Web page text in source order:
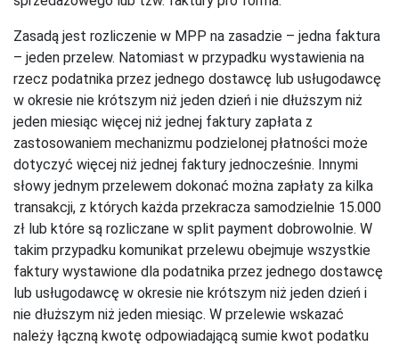
Zasadą jest rozliczenie w MPP na zasadzie – jedna faktura
– jeden przelew. Natomiast w przypadku wystawienia na
rzecz podatnika przez jednego dostawcę lub usługodawcę
w okresie nie krótszym niż jeden dzień i nie dłuższym niż
jeden miesiąc więcej niż jednej faktury zapłata z
zastosowaniem mechanizmu podzielonej płatności może
dotyczyć więcej niż jednej faktury jednocześnie. Innymi
słowy jednym przelewem dokonać można zapłaty za kilka
transakcji, z których każda przekracza samodzielnie 15.000
zł lub które są rozliczane w split payment dobrowolnie. W
takim przypadku komunikat przelewu obejmuje wszystkie
faktury wystawione dla podatnika przez jednego dostawcę
lub usługodawcę w okresie nie krótszym niż jeden dzień i
nie dłuższym niż jeden miesiąc. W przelewie wskazać
należy łączną kwotę odpowiadającą sumie kwot podatku